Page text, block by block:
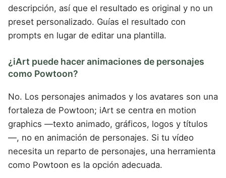
descripción, así que el resultado es original y no un
preset personalizado. Guías el resultado con
prompts en lugar de editar una plantilla.
¿iArt puede hacer animaciones de personajes
como Powtoon?
No. Los personajes animados y los avatares son una
fortaleza de Powtoon; iArt se centra en motion
graphics —texto animado, gráficos, logos y títulos
—, no en animación de personajes. Si tu vídeo
necesita un reparto de personajes, una herramienta
como Powtoon es la opción adecuada.